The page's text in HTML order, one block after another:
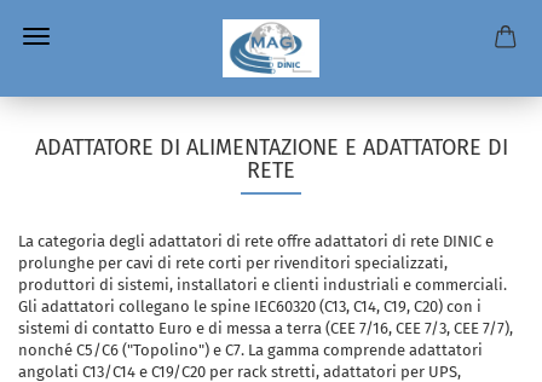
ADATTATORE DI ALIMENTAZIONE E ADATTATORE DI
RETE
La categoria degli adattatori di rete offre adattatori di rete DINIC e
prolunghe per cavi di rete corti per rivenditori specializzati,
produttori di sistemi, installatori e clienti industriali e commerciali.
Gli adattatori collegano le spine IEC60320 (C13, C14, C19, C20) con i
sistemi di contatto Euro e di messa a terra (CEE 7/16, CEE 7/3, CEE 7/7),
nonché C5/C6 ("Topolino") e C7. La gamma comprende adattatori
angolati C13/C14 e C19/C20 per rack stretti, adattatori per UPS,